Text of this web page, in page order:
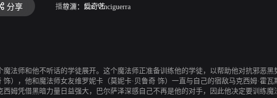
导演： Luc Vinciguerra
分享 播放源： 爱奇艺
法师和他不听话的学徒展开。这个魔法师正准备训练他的学徒，以帮助他对抗邪恶
），他和魔法师女友维罗妮卡（莫妮卡·贝鲁奇 饰）一直与自己的宿敌马克西姆·霍
姆凭借黑暗力量日益强大，巴尔萨泽深感自己不再是他的对手，因此他决定要训练